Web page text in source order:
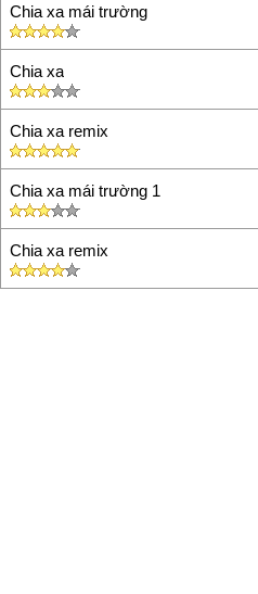
Chia xa mái trường
Chia xa
Chia xa remix
Chia xa mái trường 1
Chia xa remix